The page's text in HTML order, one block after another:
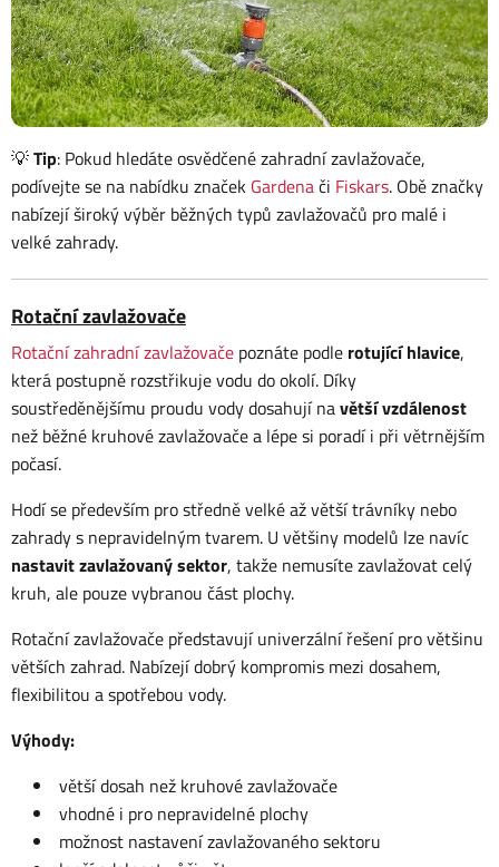
💡Tip: Pokud hledáte osvědčené zahradní zavlažovače,
podívejte se na nabídku značek Gardenači Fiskars. Obě značky
nabízejí široký výběr běžných typů zavlažovačů pro malé i
velké zahrady.
Rotační zavlažovače
Rotační zahradní zavlažovače poznáte podle rotující hlavice,
která postupně rozstřikuje vodu do okolí. Díky
soustředěnějšímu proudu vody dosahují navětší vzdálenost
než běžné kruhové zavlažovače a lépe si poradí i při větrnějším
počasí.
Hodí se především pro středně velké až větší trávníky nebo
zahrady s nepravidelným tvarem. U většiny modelů lze navíc
nastavit zavlažovaný sektor, takže nemusíte zavlažovat celý
kruh, ale pouze vybranou část plochy.
Rotační zavlažovače představují univerzální řešení pro většinu
větších zahrad. Nabízejí dobrý kompromis mezi dosahem,
flexibilitou a spotřebou vody.
Výhody:
větší dosah než kruhové zavlažovače
vhodné i pro nepravidelné plochy
možnost nastavení zavlažovaného sektoru